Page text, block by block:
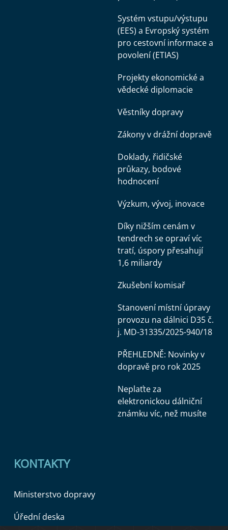
Systém vstupu/výstupu
(EES) a Evropský systém
pro cestovní informace a
povolení (ETIAS)
Projekty ekonomické a
vědecké diplomacie
Věstníky dopravy
Zákony v drážní dopravě
Doklady, řidičské
průkazy, bodové
hodnocení
Výzkum, vývoj, inovace
Díky nižším cenám v
tendrech se opraví víc
tratí, úspory přesahují
1,6 miliardy
Zkušební komisař
Stanovení místní úpravy
provozu na dálnici D35 č.
j. MD-31335/2025-940/18
PŘEHLEDNĚ: Novinky v
dopravě pro rok 2025
Neplaťte za
elektronickou dálniční
známku víc, než musíte
KONTAKTY
Ministerstvo dopravy
Úřední deska